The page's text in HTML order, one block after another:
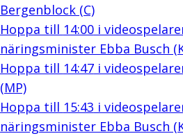
Bergenblock (C)
Hoppa till 14:00i
näringsminister Ebba Busch
Hoppa till 14:47i
(MP)
Hoppa till 15:43 i
näringsminister Ebba Busch